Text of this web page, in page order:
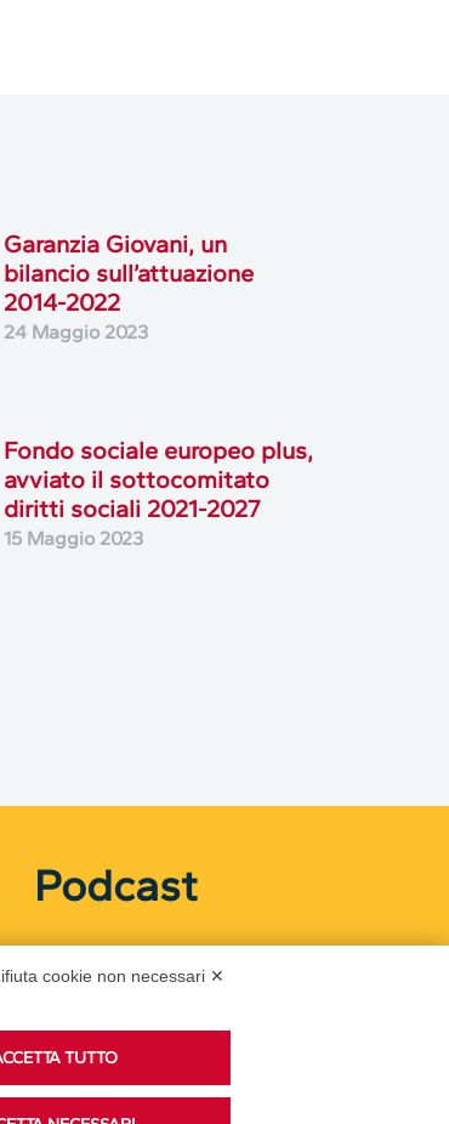
Garanzia Giovani, un
bilancio sull’attuazione
2014-2022
24 Maggio 2023
Fondo sociale europeo plus,
avviato il sottocomitato
diritti sociali 2021-2027
15 Maggio 2023
Podcast
cookie non necessari ✕
TUTTO